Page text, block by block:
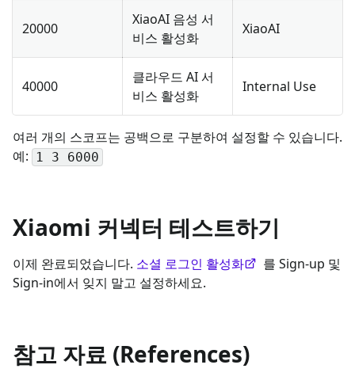
20000
XiaoAI 음성 서
비스 활성화
XiaoAI
40000
클라우드 AI 서
비스 활성화
Internal Use
여러 개의 스코프는 공백으로 구분하여 설정할 수 있습니다.
예:
1 3 6000
Xiaomi 커넥터 테스트하기
이제 완료되었습니다. 소셜 로그인 활성화
를 Sign-up 및
Sign-in에서 잊지 말고 설정하세요.
참고 자료 (References)